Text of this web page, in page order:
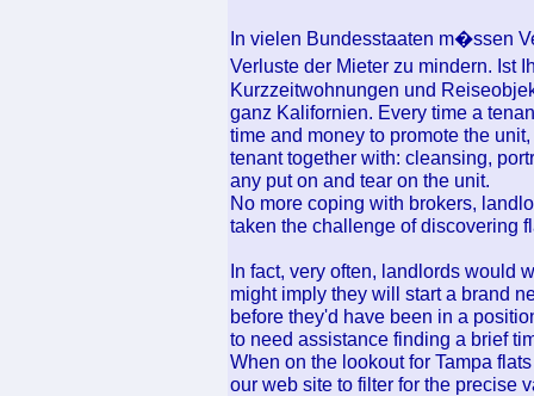
In vielen Bundesstaaten m�ssen
Verluste der Mieter zu mindern.
Kurzzeitwohnungen und
ganz Kalifornien. Every time a
time and money to promote the
tenant together with: cleansing,
any put on and tear on the unit.
No more coping with brokers,
taken the challenge of discovering
In fact, very often, landlords would
might imply they will start a brand
before they'd have been in a
to need assistance finding a brief
When on the lookout for Tampa
our web site to filter for the precise